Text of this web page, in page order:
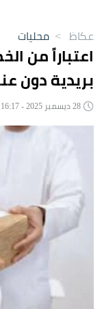
عكاظ > محليات
اعتباراً من
بريدية دون